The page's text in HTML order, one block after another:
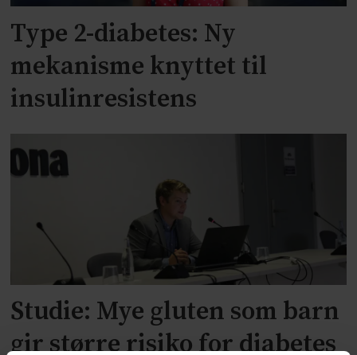
Type 2-diabetes: Ny
mekanisme knyttet til
insulinresistens
Studie: Mye gluten som barn
gir større risiko for diabetes